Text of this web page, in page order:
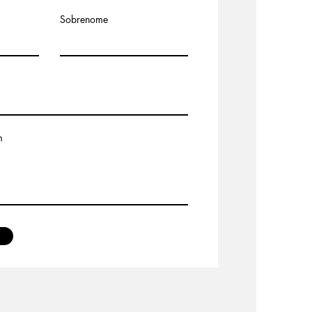
Sobrenome